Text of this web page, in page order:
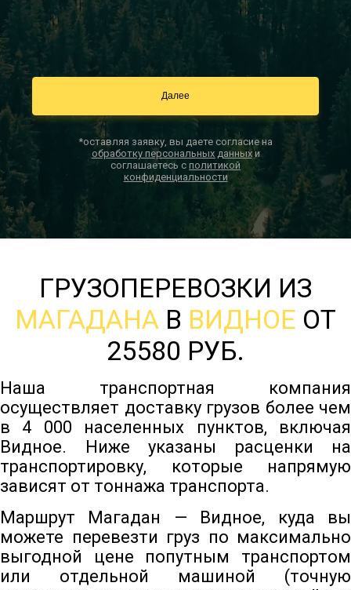
*оставляя заявку, вы даете согласие на
обработку персональных данныхи
соглашаетесь с политикой
конфиденциальности
ГРУЗОПЕРЕВОЗКИ ИЗ
МАГАДАНА В ВИДНОЕ ОТ
25580 РУБ.
Наша транспортная компания
осуществляет доставку грузов более чем
в 4 000 населенных пунктов, включая
Видное. Ниже указаны расценки на
транспортировку, которые напрямую
зависят от тоннажа транспорта.
Маршрут Магадан — Видное, куда вы
можете перевезти груз по максимально
выгодной цене попутным транспортом
или отдельной машиной (точную